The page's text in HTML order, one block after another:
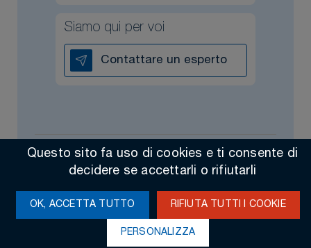
Siamo qui per voi
Contattare un esperto
Questo sito fa uso di cookies e ti consente di
decidere se accettarli o rifiutarli
OK, ACCETTA TUTTO RIFIUTA TUTTI I COOKIE
PERSONALIZZA